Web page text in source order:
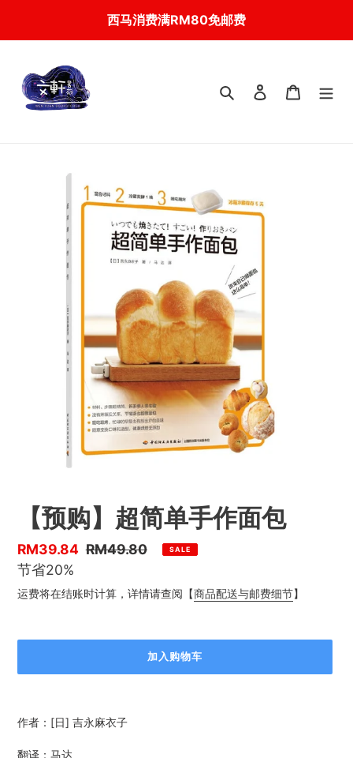
content
西马消费满RM80免邮费
搜索 登入 我的购物
【预购】超简单手作面包
优
惠
价
RM39.84 售
RM49.80 SALE
节省20%
运费将在结账时计算，详情请查阅【商品配送与邮费细节】
加入购物车
添
加
作者：[日] 吉永麻衣子
翻译：马达